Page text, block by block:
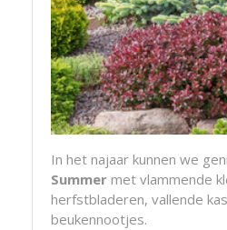
In het najaar kunnen we
Summer met vlammende
herfstbladeren, vallende
beukennootjes.